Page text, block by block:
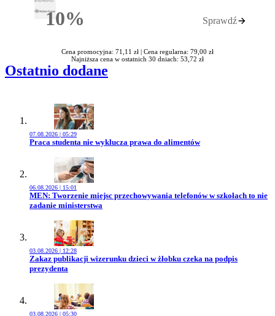
10%Rabatu Sprawdź
Cena promocyjna: 71,11 zł | Cena regularna: 79,00 zł
Najniższa cena w ostatnich 30 dniach: 53,72 zł
Ostatnio dodane
07.08.2026 | 05:29
Przejdź do artykułu:
Praca studenta nie wyklucza prawa do alimentów
06.08.2026 | 15:01
Przejdź do artykułu:
MEN: Tworzenie miejsc przechowywania telefonów w szkołach to nie
zadanie ministerstwa
03.08.2026 | 12:28
Przejdź do artykułu:
Zakaz publikacji wizerunku dzieci w żłobku czeka na podpis
prezydenta
03.08.2026 | 05:30